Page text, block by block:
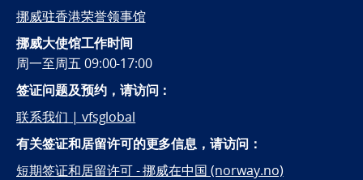
挪威驻香港荣誉领事馆
挪威大使馆工作时间
周一至周五 09:00-17:00
签证问题及预约， 请访问：
联系我们 | vfsglobal
有关签证和居留许可的更多信息，请访问：
短期签证和居留许可 - 挪威在中国 (norway.no)